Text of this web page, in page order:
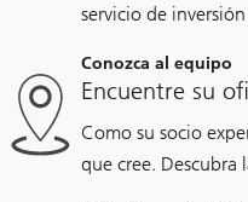
servicio de
Conozca al equipo
Encuentre su
Como su socio
que cree. Descubra